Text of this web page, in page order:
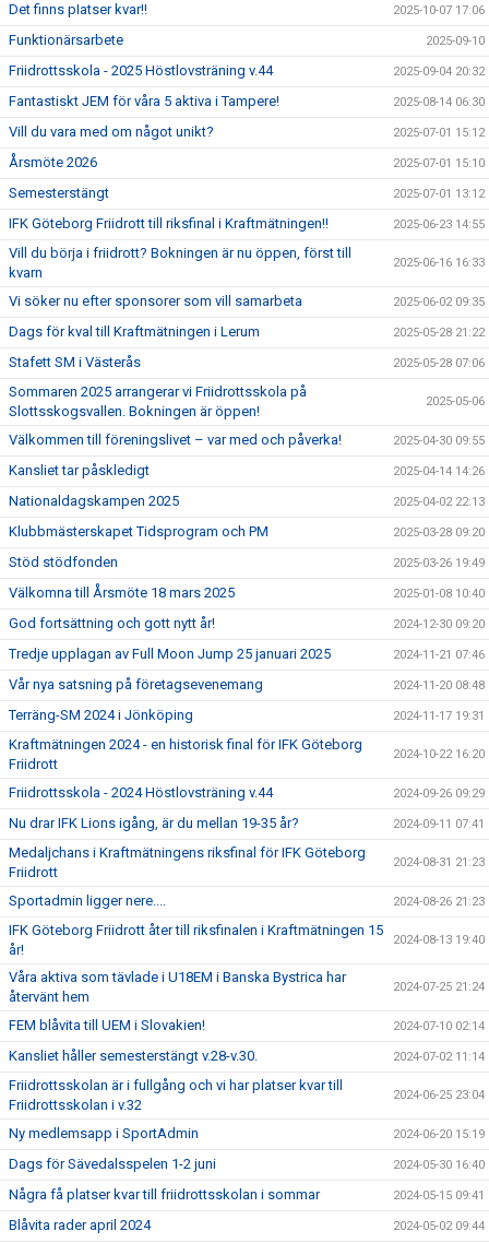
Det finns pIatser kvar!! 2025-10-07 17:06
Funktionärsarbete 2025-09-10
Friidrottsskola - 2025 Höstlovsträning v.44 2025-09-04 20:32
Fantastiskt JEM för våra 5 aktiva i Tampere! 2025-08-14 06:30
Vill du vara med om något unikt? 2025-07-01 15:12
Årsmöte 2026 2025-07-01 15:10
Semesterstängt 2025-07-01 13:12
IFK Göteborg Friidrott till riksfinal i Kraftmätningen!! 2025-06-23 14:55
Vill du börja i friidrott? Bokningen är nu öppen, först till
kvarn
2025-06-16 16:33
Vi söker nu efter sponsorer som vill samarbeta 2025-06-02 09:35
Dags för kval till Kraftmätningen i Lerum 2025-05-28 21:22
Stafett SM i Västerås 2025-05-28 07:06
Sommaren 2025 arrangerar vi Friidrottsskola på
Slottsskogsvallen. Bokningen är öppen!
2025-05-06
Välkommen till föreningslivet – var med och påverka! 2025-04-30 09:55
Kansliet tar påskledigt 2025-04-14 14:26
Nationaldagskampen 2025 2025-04-02 22:13
Klubbmästerskapet Tidsprogram och PM 2025-03-28 09:20
Stöd stödfonden 2025-03-26 19:49
Välkomna till Årsmöte 18 mars 2025 2025-01-08 10:40
God fortsättning och gott nytt år! 2024-12-30 09:20
Tredje upplagan av Full Moon Jump 25 januari 2025 2024-11-21 07:46
Vår nya satsning på företagsevenemang 2024-11-20 08:48
Terräng-SM 2024 i Jönköping 2024-11-17 19:31
Kraftmätningen 2024 - en historisk final för IFK Göteborg
Friidrott
2024-10-22 16:20
Friidrottsskola - 2024 Höstlovsträning v.44 2024-09-26 09:29
Nu drar IFK Lions igång, är du mellan 19-35 år? 2024-09-11 07:41
Medaljchans i Kraftmätningens riksfinal för IFK Göteborg
Friidrott
2024-08-31 21:23
Sportadmin ligger nere.... 2024-08-26 21:23
IFK Göteborg Friidrott åter till riksfinalen i Kraftmätningen 15
år!
2024-08-13 19:40
Våra aktiva som tävlade i U18EM i Banska Bystrica har
återvänt hem
2024-07-25 21:24
FEM blåvita till UEM i Slovakien! 2024-07-10 02:14
Kansliet håller semesterstängt v.28-v.30. 2024-07-02 11:14
Friidrottsskolan är i fullgång och vi har platser kvar till
Friidrottsskolan i v.32
2024-06-25 23:04
Ny medlemsapp i SportAdmin 2024-06-20 15:19
Dags för Sävedalsspelen 1-2 juni 2024-05-30 16:40
Några få platser kvar till friidrottsskolan i sommar 2024-05-15 09:41
Blåvita rader april 2024 2024-05-02 09:44